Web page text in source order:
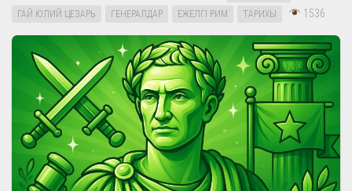
ГАЙ ЮЛИЙ ЦЕЗАРЬ
ГЕНЕРАЛДАР ЕЖЕЛГІ РИМ ТАРИХЫ 1536